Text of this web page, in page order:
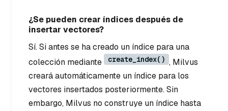
¿Se pueden crear índices después de
insertar vectores?
Sí. Si antes se ha creado un índice para una
colección mediante
create_index() , Milvus
creará automáticamente un índice para los
vectores insertados posteriormente. Sin
embargo, Milvus no construye un índice hasta